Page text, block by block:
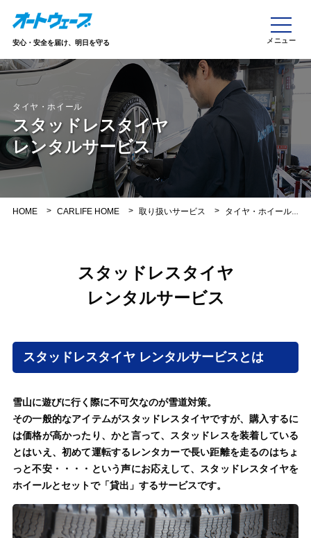
安心・安全を届け、明日を守る
タイヤ・ホイール
スタッドレスタイヤ
レンタルサービス
HOME CARLIFE HOME 取り扱いサービス タイヤ・ホイール
スタッドレスタイヤ
レンタルサービス
スタッドレスタイヤ レンタルサービスとは
雪山に遊びに行く際に不可欠なのが雪道対策。
その一般的なアイテムがスタッドレスタイヤですが、購入するに
は価格が高かったり、かと言って、スタッドレスを装着している
とはいえ、初めて運転するレンタカーで長い距離を走るのはちょ
っと不安・・・・という声にお応えして、スタッドレスタイヤを
ホイールとセットで「貸出」するサービスです。